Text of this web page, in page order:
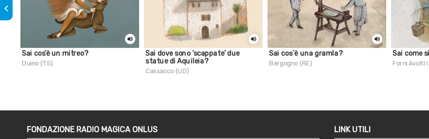
Sai cos’è un mitreo?
Duino (TS)
Sai dove sono ‘scappate’ due
statue di Aquileia?
Cassacco (UD)
Sai cos`è una gramla?
Bergogno (RE)
Sai come
Forni Avoltri
keyboard_arrow_left
FONDAZIONE RADIO MAGICA ONLUS LINK UTILI